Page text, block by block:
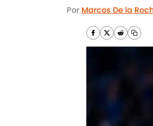
Por Marcos De la